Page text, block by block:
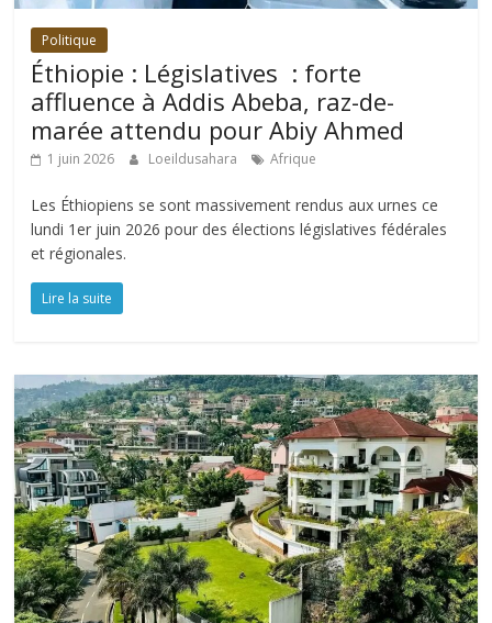
Politique
Éthiopie : Législatives : forte
affluence à Addis Abeba, raz-de-
marée attendu pour Abiy Ahmed
1 juin 2026 Loeildusahara Afrique
Les Éthiopiens se sont massivement rendus aux urnes ce
lundi 1er juin 2026 pour des élections législatives fédérales
et régionales.
Lire la suite